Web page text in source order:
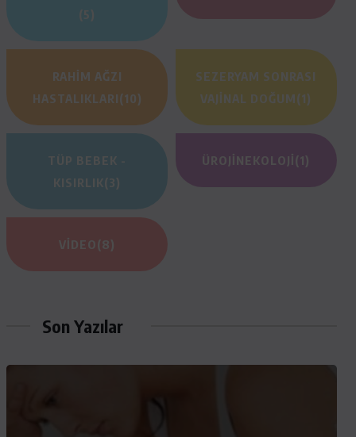
(5)
RAHIM AĞZI
HASTALIKLARI(10)
SEZERYAM SONRASI
VAJINAL DOĞUM(1)
TÜP BEBEK -
KISIRLIK(3)
ÜROJINEKOLOJI(1)
VIDEO(8)
Son Yazılar